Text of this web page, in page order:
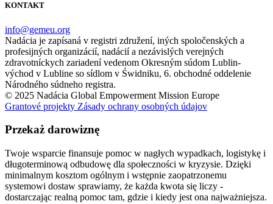
KONTAKT
info@gemeu.org
Nadácia je zapísaná v registri združení, iných spoločenských a
profesijných organizácií, nadácií a nezávislých verejných
zdravotníckych zariadení vedenom Okresným súdom Lublin-
východ v Lubline so sídlom v Świdniku, 6. obchodné oddelenie
Národného súdneho registra.
© 2025 Nadácia Global Empowerment Mission Europe
Grantové projekty Zásady ochrany osobných údajov
Przekaż darowiznę
Twoje wsparcie finansuje pomoc w nagłych wypadkach, logistykę i
długoterminową odbudowę dla społeczności w kryzysie. Dzięki
minimalnym kosztom ogólnym i wstępnie zaopatrzonemu
systemowi dostaw sprawiamy, że każda kwota się liczy -
dostarczając realną pomoc tam, gdzie i kiedy jest ona najważniejsza.